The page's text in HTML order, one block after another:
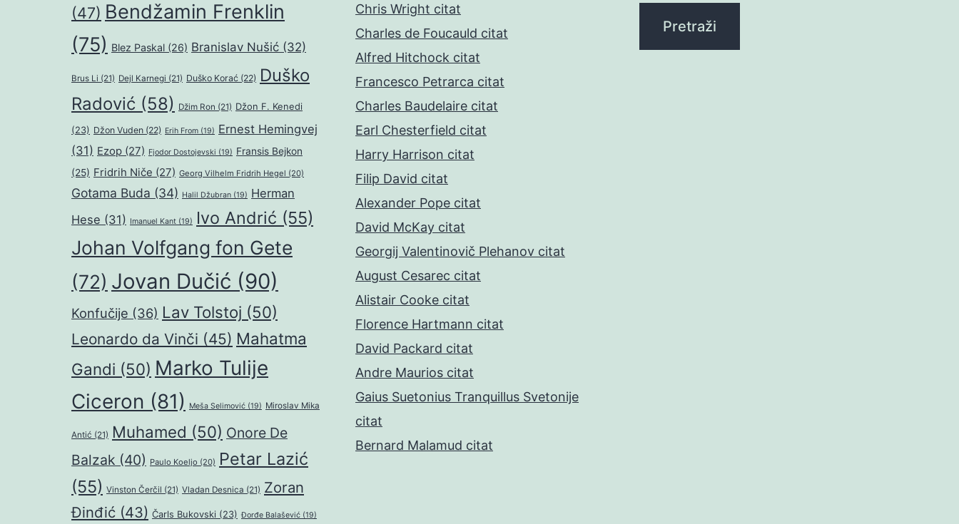
(47) Bendžamin Frenklin
(75) Blez Paskal (26) Branislav Nušić (32)
Brus Li (21) Dejl Karnegi (21) Duško Korać (22) Duško
Radović (58) Džim Ron (21) Džon F. Kenedi
(23) Džon Vuden (22) Erih From (19) Ernest Hemingvej
(31) Ezop (27) Fjodor Dostojevski (19) Fransis Bejkon
(25) Fridrih Niče (27) Georg Vilhelm Fridrih Hegel (20)
Gotama Buda (34) Halil Džubran (19) Herman
Hese (31) Imanuel Kant (19) Ivo Andrić (55)
Johan Volfgang fon Gete
(72) Jovan Dučić (90)
Konfučije (36) Lav Tolstoj (50)
Leonardo da Vinči (45) Mahatma
Gandi (50) Marko Tulije
Ciceron (81) Meša Selimović (19) Miroslav Mika
Antić (21) Muhamed (50) Onore De
Balzak (40) Paulo Koeljo (20) Petar Lazić
(55) Vinston Čerčil (21) Vladan Desnica (21) Zoran
Đinđić (43) Čarls Bukovski (23) Đorđe Balašević (19)
Chris Wright citat
Charles de Foucauld citat
Alfred Hitchock citat
Francesco Petrarca citat
Charles Baudelaire citat
Earl Chesterfield citat
Harry Harrison citat
Filip David citat
Alexander Pope citat
David McKay citat
Georgij Valentinovič Plehanov citat
August Cesarec citat
Alistair Cooke citat
Florence Hartmann citat
David Packard citat
Andre Maurios citat
Gaius Suetonius Tranquillus Svetonije
citat
Bernard Malamud citat